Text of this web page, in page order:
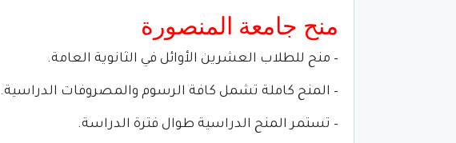
منح جامعة المنصورة
– منح للطلاب العشرين الأوائل في الثانوية العامة.
– المنح كاملة تشمل كافة الرسوم والمصروفات الدراسية.
– تستمر المنح الدراسية طوال فترة الدراسة.